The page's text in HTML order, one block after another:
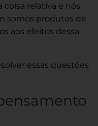
coisa relativa e nós
somos produtos de
aos efeitos dessa
essas questões